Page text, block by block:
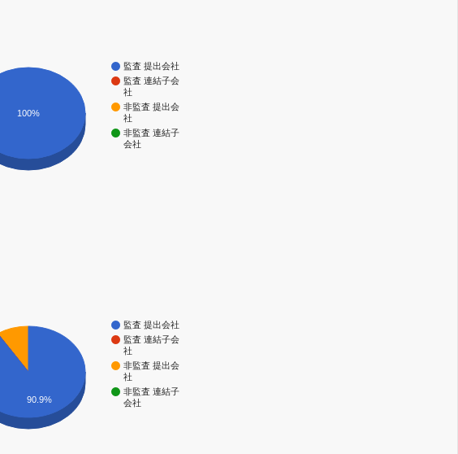
監査 提出会社
監査 連結子会
社
非監査 提出会
社
非監査 連結子
会社
100%
監査 提出会社
監査 連結子会
社
非監査 提出会
社
非監査 連結子
会社
90.9%